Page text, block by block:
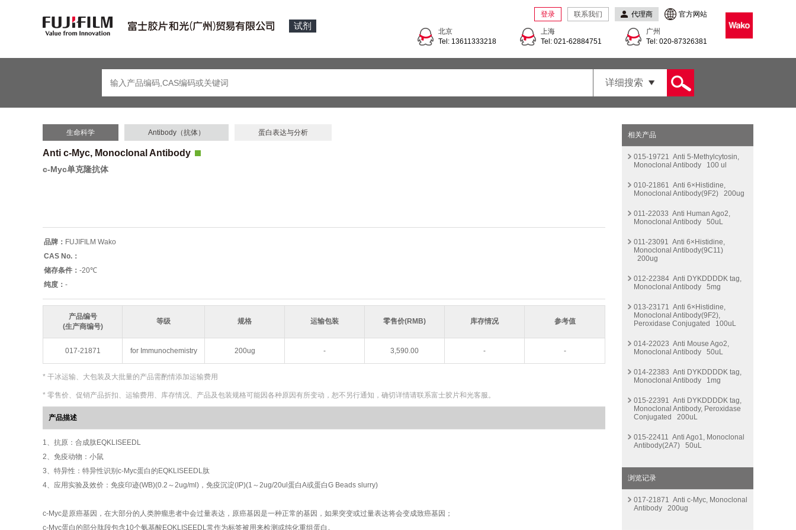
试剂
登录 联系我们 代理商 官方网站
北京
Tel: 13611333218
上海
Tel: 021-62884751
广州
Tel: 020-87326381
详细搜索
生命科学 Antibody（抗体） 蛋白表达与分析
Anti c-Myc, Monoclonal Antibody
c-Myc单克隆抗体
品牌： FUJIFILM Wako
CAS No.：
储存条件： -20℃
纯度： -
产品编号
(生产商编号)
等级 规格 运输包装 零售价(RMB) 库存情况 参考值
017-21871 for Immunochemistry 200ug - 3,590.00 - -
* 干冰运输、大包装及大批量的产品需酌情添加运输费用
* 零售价、促销产品折扣、运输费用、库存情况、 产品及包装规格可能因各种原因有所变动，恕不另行通知，确切详情请联系富士胶片和光客服。
产品描述
1、抗原：合成肽EQKLISEEDL
2、免疫动物：小鼠
3、特异性：特异性识别c-Myc蛋白的EQKLISEEDL肽
4、应用实验及效价：免疫印迹(WB)(0.2～2ug/ml)，免疫沉淀(IP)(1～2ug/20ul蛋白A或蛋白G Beads slurry)
c-Myc是原癌基因，在大部分的人类肿瘤患者中会过量表达，原癌基因是一种正常的基因，如果突变或过量表达将会变成致癌基因；
c-Myc蛋白的部分肽段包含10个氨基酸EQKLISEEDL常作为标签被用来检测或纯化重组蛋白。
相关产品
015-19721 Anti 5-Methylcytosin,
Monoclonal Antibody 100 ul
010-21861 Anti 6×Histidine,
Monoclonal Antibody(9F2) 200ug
011-22033 Anti Human Ago2,
Monoclonal Antibody 50uL
011-23091 Anti 6×Histidine,
Monoclonal Antibody(9C11)
200ug
012-22384 Anti DYKDDDDK tag,
Monoclonal Antibody 5mg
013-23171 Anti 6×Histidine,
Monoclonal Antibody(9F2),
Peroxidase Conjugated 100uL
014-22023 Anti Mouse Ago2,
Monoclonal Antibody 50uL
014-22383 Anti DYKDDDDK tag,
Monoclonal Antibody 1mg
015-22391 Anti DYKDDDDK tag,
Monoclonal Antibody, Peroxidase
Conjugated 200uL
015-22411 Anti Ago1, Monoclonal
Antibody(2A7) 50uL
浏览记录
017-21871 Anti c-Myc, Monoclonal
Antibody 200ug